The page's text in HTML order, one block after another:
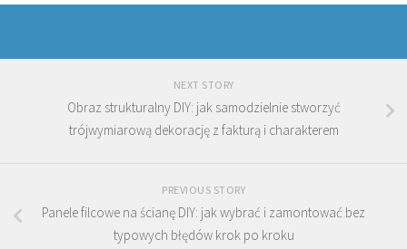
NEXT STORY
Obraz strukturalny DIY: jak samodzielnie stworzyć
trójwymiarową dekorację z fakturą i charakterem
PREVIOUS STORY
Panele filcowe na ścianę DIY: jak wybrać i zamontować bez
typowych błędów krok po kroku